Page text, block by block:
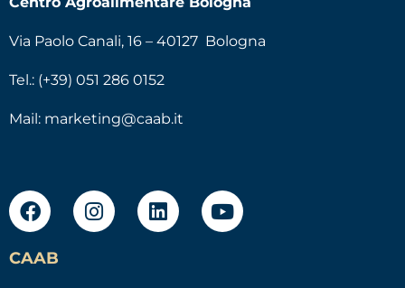
Via Paolo Canali, 16 – 40127 Bologna
Tel.: (+39) 051 286 0152
Mail: marketing@caab.it
CAAB